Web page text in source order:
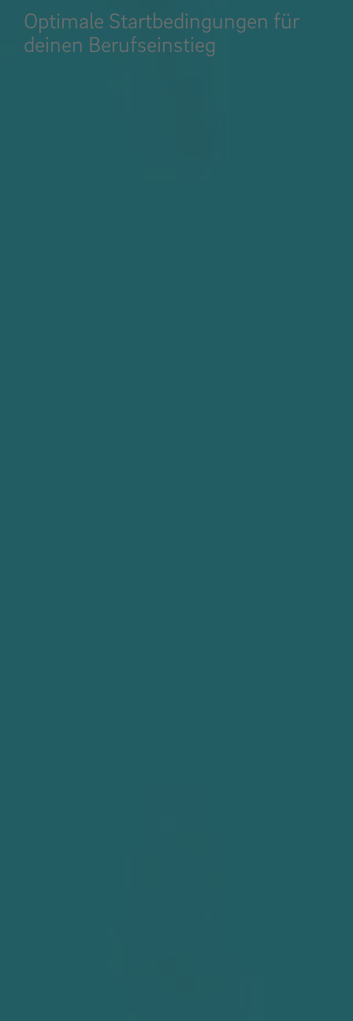
Optimale Startbedingungen für
deinen Berufseinstieg